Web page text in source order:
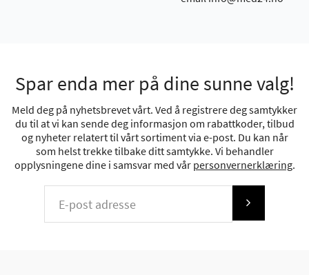
Spar enda mer på dine sunne valg!
Meld deg på nyhetsbrevet vårt. Ved å registrere deg samtykker
du til at vi kan sende deg informasjon om rabattkoder, tilbud
og nyheter relatert til vårt sortiment via e-post. Du kan når
som helst trekke tilbake ditt samtykke. Vi behandler
opplysningene dine i samsvar med vår personvernerklæring.